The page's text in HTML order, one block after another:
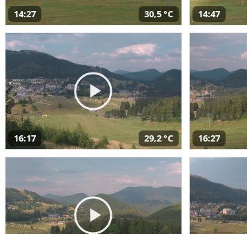
14:27 30,5 °C 14:47
16:17 29,2 °C 16:27